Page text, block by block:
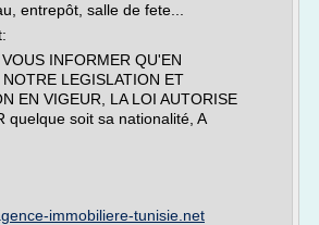
entrepôt, salle de fete...
INFORMER QU'EN
LEGISLATION ET
EN VIGEUR, LA LOI AUTORISE
quelque soit sa nationalité, A
immobiliere-tunisie.net